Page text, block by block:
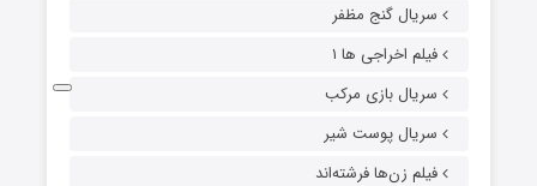
سریال گنج مظفر
فیلم اخراجی ها ۱
سریال بازی مرکب
سریال پوست شیر
فیلم زن‌ها فرشته‌اند